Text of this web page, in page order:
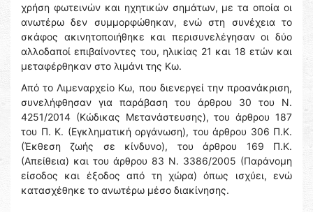
χρήση φωτεινών και ηχητικών σημάτων, με τα οποία οι
ανωτέρω δεν συμμορφώθηκαν, ενώ στη συνέχεια το
σκάφος ακινητοποιήθηκε και περισυνελέγησαν οι δύο
αλλοδαποί επιβαίνοντες του, ηλικίας 21 και 18 ετών και
μεταφέρθηκαν στο λιμάνι της Κω.
Από το Λιμεναρχείο Κω, που διενεργεί την προανάκριση,
συνελήφθησαν για παράβαση του άρθρου 30 του Ν.
4251/2014 (Κώδικας Μετανάστευσης), του άρθρου 187
του Π. Κ. (Εγκληματική οργάνωση), του άρθρου 306 Π.Κ.
(Έκθεση ζωής σε κίνδυνο), του άρθρου 169 Π.Κ.
(Απείθεια) και του άρθρου 83 Ν. 3386/2005 (Παράνομη
είσοδος και έξοδος από τη χώρα) όπως ισχύει, ενώ
κατασχέθηκε το ανωτέρω μέσο διακίνησης.